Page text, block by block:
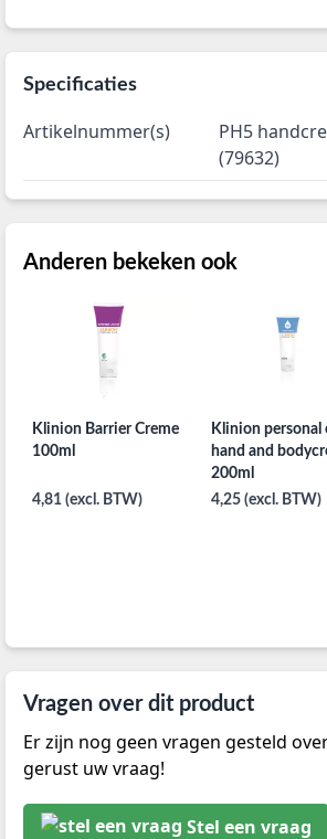
Specificaties
Artikelnummer(s)
PH5
(79632)
Anderen bekeken ook
Klinion Barrier Creme
100ml
4,81 (excl. BTW)
Klinion personal
hand and
200ml
4,25 (excl. BTW)
Vragen over dit product
Er zijn nog geen vragen gesteld
gerust uw vraag!
Stel een vraag